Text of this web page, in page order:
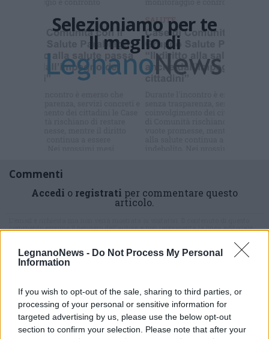
LegnanoNews - Do Not Process My Personal
Information
If you wish to opt-out of the sale, sharing to third parties, or
processing of your personal or sensitive information for
targeted advertising by us, please use the below opt-out
section to confirm your selection. Please note that after your
Selezioniamo per te
Il meglio di
Commenti
Accedi o registrati per commentare questo
articolo.
commento esprime il pensiero dell'autore e non rappresenta la linea editoriale
commenti non sono testi giornalistici, ma post inviati dai singoli lettori che
possono essere automaticamente pubblicati senza filtro preventivo. I commenti
che includano uno o più link a siti esterni verranno rimossi in automatico dal
sistema.